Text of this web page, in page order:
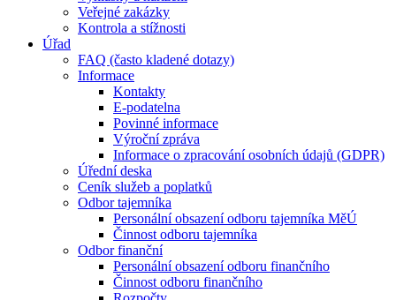
Veřejné zakázky
Kontrola a stížnosti
Úřad
FAQ (často kladené dotazy)
Informace
Kontakty
E-podatelna
Povinné informace
Výroční zpráva
Informace o zpracování osobních údajů (GDPR)
Úřední deska
Ceník služeb a poplatků
Odbor tajemníka
Personální obsazení odboru tajemníka MěÚ
Činnost odboru tajemníka
Odbor finanční
Personální obsazení odboru finančního
Činnost odboru finančního